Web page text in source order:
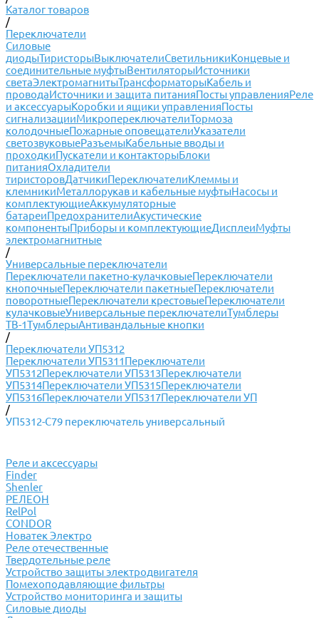
Каталог товаров
/
Переключатели
Силовые
диодыТиристорыВыключателиСветильникиКонцевые и
соединительные муфтыВентиляторыИсточники
светаЭлектромагнитыТрансформаторыКабель и
проводаИсточники и защита питанияПосты управленияРеле
и аксессуарыКоробки и ящики управленияПосты
сигнализацииМикропереключателиТормоза
колодочныеПожарные оповещателиУказатели
светозвуковыеРазъемыКабельные вводы и
проходкиПускатели и контакторыБлоки
питанияОхладители
тиристоровДатчикиПереключателиКлеммы и
клемникиМеталлорукав и кабельные муфтыНасосы и
комплектующиеАккумуляторные
батареиПредохранителиАкустические
компонентыПриборы и комплектующиеДисплеиМуфты
электромагнитные
/
Универсальные переключатели
Переключатели пакетно-кулачковыеПереключатели
кнопочныеПереключатели пакетныеПереключатели
поворотныеПереключатели крестовыеПереключатели
кулачковыеУниверсальные переключателиТумблеры
ТВ-1ТумблерыАнтивандальные кнопки
/
Переключатели УП5312
Переключатели УП5311Переключатели
УП5312Переключатели УП5313Переключатели
УП5314Переключатели УП5315Переключатели
УП5316Переключатели УП5317Переключатели УП
/
УП5312-С79 переключатель универсальный
Реле и аксессуары
Finder
Shenler
РЕЛЕОН
RelPol
CONDOR
Новатек Электро
Реле отечественные
Твердотельные реле
Устройство защиты электродвигателя
Помехоподавляющие фильтры
Устройство мониторинга и защиты
Силовые диоды